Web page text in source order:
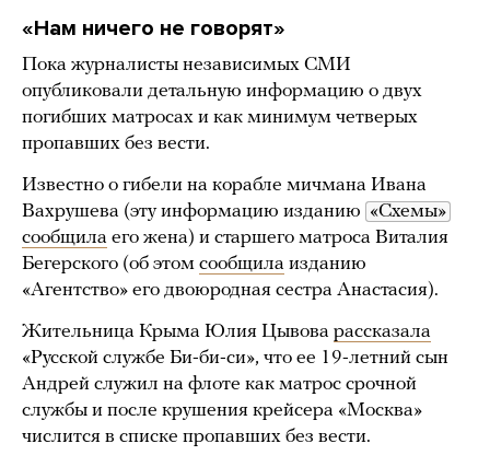
«Нам ничего не говорят»
Пока журналисты независимых СМИ
опубликовали детальную информацию о двух
погибших матросах и как минимум четверых
пропавших без вести.
Известно о гибели на корабле мичмана Ивана
Вахрушева (эту информацию изданию «Схемы»
сообщила его жена) и старшего матроса Виталия
Бегерского (об этом сообщила изданию
«Агентство» его двоюродная сестра Анастасия).
Жительница Крыма Юлия Цывова рассказала
«Русской службе Би-би-си», что ее 19-летний сын
Андрей служил на флоте как матрос срочной
службы и после крушения крейсера «Москва»
числится в списке пропавших без вести.